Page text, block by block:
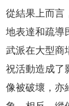
從結果上而言
地表達和疏導
武派在大型商
祝活動造成了
像被破壞，亦